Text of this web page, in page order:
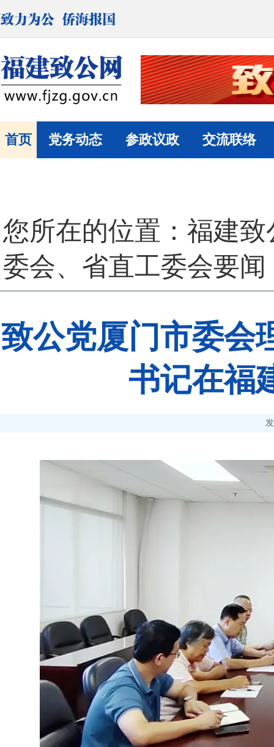
首页 党务动态 参政议政 交流联络
您所在的位置： 福建致
委会、省直工委会要闻
致公党厦门市委会
书记在福